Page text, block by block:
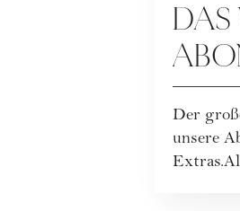
Der
unsere